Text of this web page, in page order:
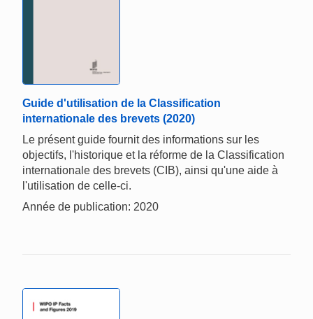
Guide d'utilisation de la Classification
internationale des brevets (2020)
Le présent guide fournit des informations sur les
objectifs, l'historique et la réforme de la Classification
internationale des brevets (CIB), ainsi qu'une aide à
l'utilisation de celle-ci.
Année de publication: 2020